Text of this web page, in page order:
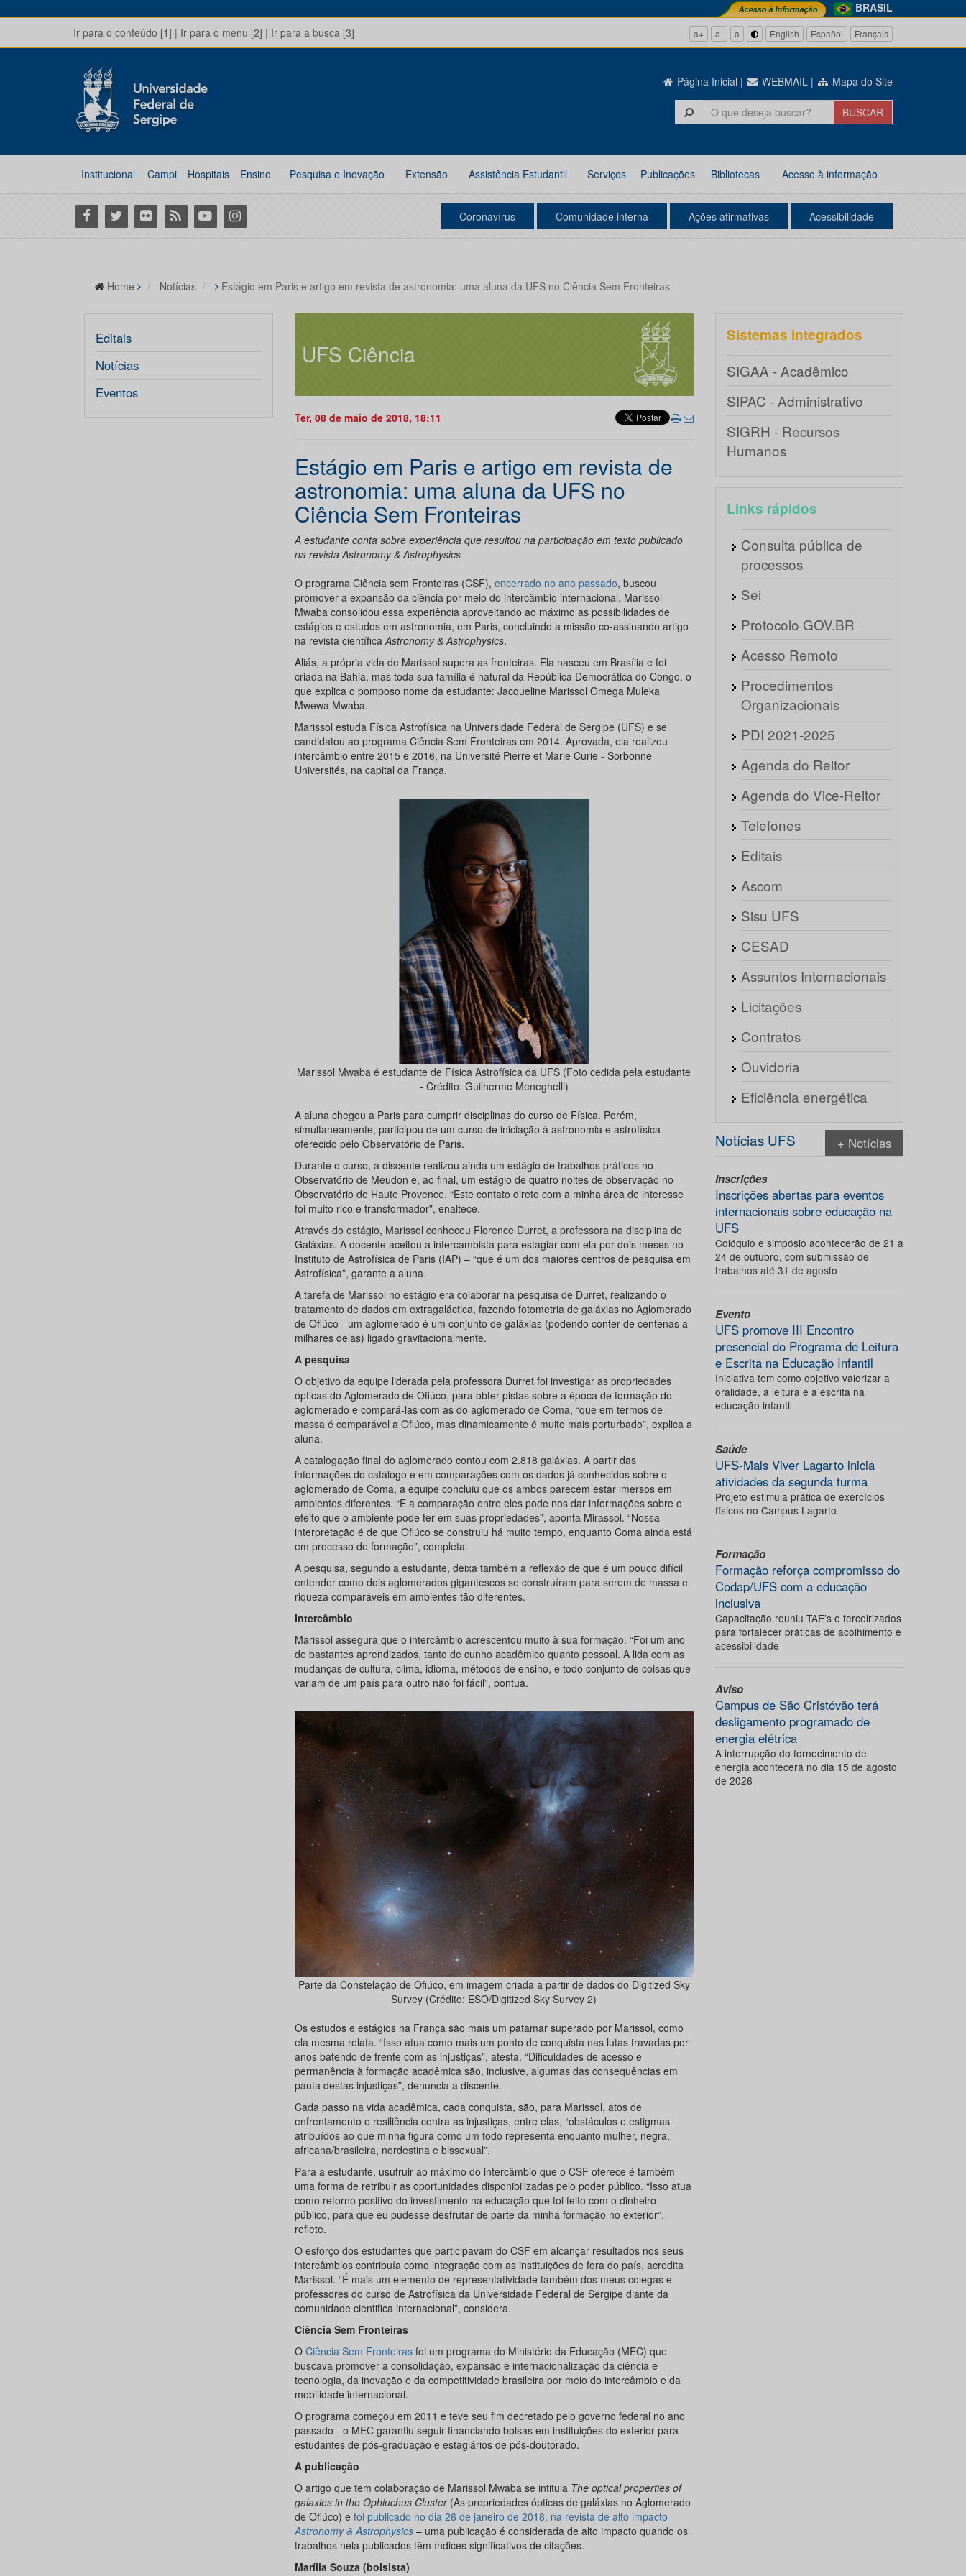
BRASIL
Ir para o conteúdo [1] | Ir para o menu [2] | Ir para a busca [3] a+ a- a English Español Français
Página Inicial | WEBMAIL | Mapa do Site
Institucional Campi Hospitais Ensino Pesquisa e Inovação Extensão Assistência Estudantil Serviços Publicações Bibliotecas Acesso à informação
Facebook
Twitter Flickr RSS YoutubeInstagram Coronavírus Comunidade interna Ações afirmativas Acessibilidade
Home Notícias Estágio em Paris e artigo em revista de astronomia: uma aluna da UFS no Ciência Sem Fronteiras
Editais
Notícias
Eventos
UFS Ciência
Ter, 08 de maio de 2018, 18:11
Estágio em Paris e artigo em revista de
astronomia: uma aluna da UFS no
Ciência Sem Fronteiras
A estudante conta sobre experiência que resultou na participação em texto publicado
na revista Astronomy & Astrophysics
O programa Ciência sem Fronteiras (CSF), encerrado no ano passado, buscou
promover a expansão da ciência por meio do intercâmbio internacional. Marissol
Mwaba consolidou essa experiência aproveitando ao máximo as possibilidades de
estágios e estudos em astronomia, em Paris, concluindo a missão co-assinando artigo
na revista científicaAstronomy & Astrophysics.
Aliás, a própria vida de Marissol supera as fronteiras. Ela nasceu em Brasília e foi
criada na Bahia, mas toda sua família é natural da República Democrática do Congo, o
que explica o pomposo nome da estudante: Jacqueline Marissol Omega Muleka
Mwewa Mwaba.
Marissol estuda Física Astrofísica na Universidade Federal de Sergipe (UFS) e se
candidatou ao programa Ciência Sem Fronteiras em 2014. Aprovada, ela realizou
intercâmbio entre 2015 e 2016, na Université Pierre et Marie Curie - Sorbonne
Universités, na capital da França.
Marissol Mwaba é estudante de Física Astrofísica da UFS (Foto cedida pela estudante
- Crédito: Guilherme Meneghelli)
A aluna chegou a Paris para cumprir disciplinas do curso de Física. Porém,
simultaneamente, participou de um curso de iniciação à astronomia e astrofísica
oferecido pelo Observatório de Paris.
Durante o curso, a discente realizou ainda um estágio de trabalhos práticos no
Observatório de Meudon e, ao final, um estágio de quatro noites de observação no
Observatório de Haute Provence. “Este contato direto com a minha área de interesse
foi muito rico e transformador”, enaltece.
Através do estágio, Marissol conheceu Florence Durret, a professora na disciplina de
Galáxias. A docente aceitou a intercambista para estagiar com ela por dois meses no
Instituto de Astrofísica de Paris (IAP) – “que é um dos maiores centros de pesquisa em
Astrofísica”, garante a aluna.
A tarefa de Marissol no estágio era colaborar na pesquisa de Durret, realizando o
tratamento de dados em extragaláctica, fazendo fotometria de galáxias no Aglomerado
de Ofiúco - um aglomerado é um conjunto de galáxias (podendo conter de centenas a
milhares delas) ligado gravitacionalmente.
A pesquisa
O objetivo da equipe liderada pela professora Durret foi investigar as propriedades
ópticas do Aglomerado de Ofiúco, para obter pistas sobre a época de formação do
aglomerado e compará-las com as do aglomerado de Coma, “que em termos de
massa é comparável a Ofiúco, mas dinamicamente é muito mais perturbado”, explica a
aluna.
A catalogação final do aglomerado contou com 2.818 galáxias. A partir das
informações do catálogo e em comparações com os dados já conhecidos sobre o
aglomerado de Coma, a equipe concluiu que os ambos parecem estar imersos em
ambientes diferentes. “E a comparação entre eles pode nos dar informações sobre o
efeito que o ambiente pode ter em suas propriedades”, aponta Mirassol. “Nossa
interpretação é de que Ofiúco se construiu há muito tempo, enquanto Coma ainda está
em processo de formação”, completa.
A pesquisa, segundo a estudante, deixa também a reflexão de que é um pouco difícil
entender como dois aglomerados gigantescos se construíram para serem de massa e
riqueza comparáveis em ambientes tão diferentes.
Intercâmbio
Marissol assegura que o intercâmbio acrescentou muito à sua formação. “Foi um ano
de bastantes aprendizados, tanto de cunho acadêmico quanto pessoal. A lida com as
mudanças de cultura, clima, idioma, métodos de ensino, e todo conjunto de coisas que
variam de um país para outro não foi fácil”, pontua.
Parte da Constelação de Ofiúco, em imagem criada a partir de dados do Digitized Sky
Survey (Crédito: ESO/Digitized Sky Survey 2)
Os estudos e estágios na França são mais um patamar superado por Marissol, como
ela mesma relata. “Isso atua como mais um ponto de conquista nas lutas travadas por
anos batendo de frente com as injustiças”, atesta. “Dificuldades de acesso e
permanência à formação acadêmica são, inclusive, algumas das consequências em
pauta destas injustiças”, denuncia a discente.
Cada passo na vida acadêmica, cada conquista, são, para Marissol, atos de
enfrentamento e resiliência contra as injustiças, entre elas, “obstáculos e estigmas
atribuídos ao que minha figura como um todo representa enquanto mulher, negra,
africana/brasileira, nordestina e bissexual”.
Para a estudante, usufruir ao máximo do intercâmbio que o CSF oferece é também
uma forma de retribuir as oportunidades disponibilizadas pelo poder público. “Isso atua
como retorno positivo do investimento na educação que foi feito com o dinheiro
público, para que eu pudesse desfrutar de parte da minha formação no exterior”,
reflete.
O esforço dos estudantes que participavam do CSF em alcançar resultados nos seus
intercâmbios contribuía como integração com as instituições de fora do país, acredita
Marissol. “É mais um elemento de representatividade também dos meus colegas e
professores do curso de Astrofísica da Universidade Federal de Sergipe diante da
comunidade cientifica internacional”, considera.
Ciência Sem Fronteiras
O Ciência Sem Fronteirasfoi um programa do Ministério da Educação (MEC) que
buscava promover a consolidação, expansão e internacionalização da ciência e
tecnologia, da inovação e da competitividade brasileira por meio do intercâmbio e da
mobilidade internacional.
O programa começou em 2011 e teve seu fim decretado pelo governo federal no ano
passado - o MEC garantiu seguir financiando bolsas em instituições do exterior para
estudantes de pós-graduação e estagiários de pós-doutorado.
A publicação
O artigo que tem colaboração de Marissol Mwaba se intitula The optical properties of
galaxies in the Ophiuchus Cluster(As propriedades ópticas de galáxias no Aglomerado
de Ofiúco) e foi publicado no dia 26 de janeiro de 2018, na revista de alto impacto
Astronomy & Astrophysics– uma publicação é considerada de alto impacto quando os
trabalhos nela publicados têm índices significativos de citações.
Marília Souza (bolsista)
Sistemas integrados
SIGAA - Acadêmico
SIPAC - Administrativo
SIGRH - Recursos
Humanos
Links rápidos
Consulta pública de
processos
Sei
Protocolo GOV.BR
Acesso Remoto
Procedimentos
Organizacionais
PDI 2021-2025
Agenda do Reitor
Agenda do Vice-Reitor
Telefones
Editais
Ascom
Sisu UFS
CESAD
Assuntos Internacionais
Licitações
Contratos
Ouvidoria
Eficiência energética
Notícias UFS + Notícias
Inscrições
Inscrições abertas para eventos
internacionais sobre educação na
UFS
Colóquio e simpósio acontecerão de 21 a
24 de outubro, com submissão de
trabalhos até 31 de agosto
Evento
UFS promove III Encontro
presencial do Programa de Leitura
e Escrita na Educação Infantil
Iniciativa tem como objetivo valorizar a
oralidade, a leitura e a escrita na
educação infantil
Saúde
UFS-Mais Viver Lagarto inicia
atividades da segunda turma
Projeto estimula prática de exercícios
físicos no Campus Lagarto
Formação
Formação reforça compromisso do
Codap/UFS com a educação
inclusiva
Capacitação reuniu TAE’s e terceirizados
para fortalecer práticas de acolhimento e
acessibilidade
Aviso
Campus de São Cristóvão terá
desligamento programado de
energia elétrica
A interrupção do fornecimento de
energia acontecerá no dia 15 de agosto
de 2026